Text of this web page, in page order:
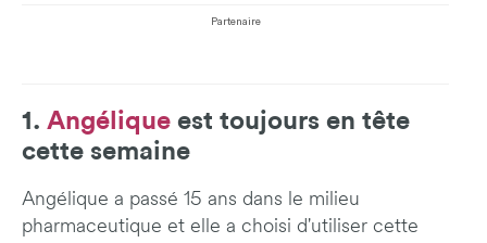
Partenaire
1. Angélique est toujours en tête
cette semaine
Angélique a passé 15 ans dans le milieu
pharmaceutique et elle a choisi d'utiliser cette